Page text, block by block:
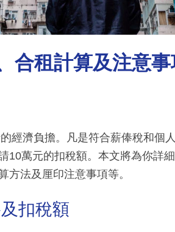
合租計算及注意
經濟負擔。凡是符合薪俸稅和個
10萬元的扣稅額。本文將為你詳
方法及厘印注意事項等。
扣稅額